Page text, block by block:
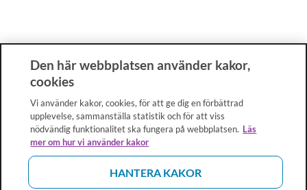
Den här webbplatsen använder kakor,
cookies
Vi använder kakor, cookies, för att ge dig en förbättrad
upplevelse, sammanställa statistik och för att viss
nödvändig funktionalitet ska fungera på webbplatsen. Läs
mer om hur vi använder kakor
HANTERA KAKOR